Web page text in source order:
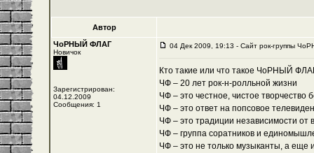
Автор
ЧоРНЫЙ ФЛАГ
Новичок
Зарегистрирован:
04.12.2009
Сообщения: 1
04 Дек 2009, 19:13 - Cайт рок-группы
Кто такие или что такое ЧоРНЫЙ
ЧФ – 20 лет рок-н-ролльной жизни
ЧФ – это честное, чистое творчество
ЧФ – это ответ на попсовое
ЧФ – это традиции независимости
ЧФ – группа соратников и
ЧФ – это не только музыканты, а еще